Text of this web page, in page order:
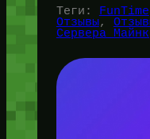
Теги: FunTime
Отзывы,
Сервера